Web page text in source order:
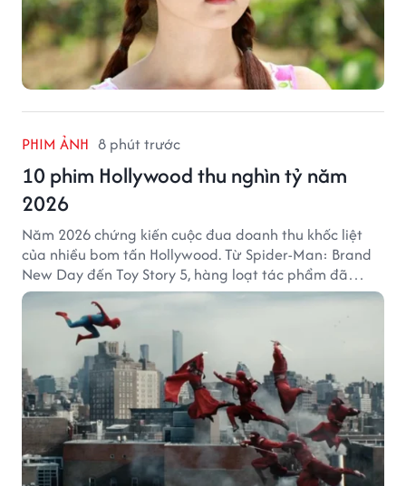
PHIM ẢNH 8 phút trước
10 phim Hollywood thu nghìn tỷ năm
2026
Năm 2026 chứng kiến cuộc đua doanh thu khốc liệt
của nhiều bom tấn Hollywood. Từ Spider-Man: Brand
New Day đến Toy Story 5, hàng loạt tác phẩm đã
mang về hàng chục nghìn tỷ đồng và tạo nên những
cột mốc đáng nhớ tại phòng vé toàn cầu.